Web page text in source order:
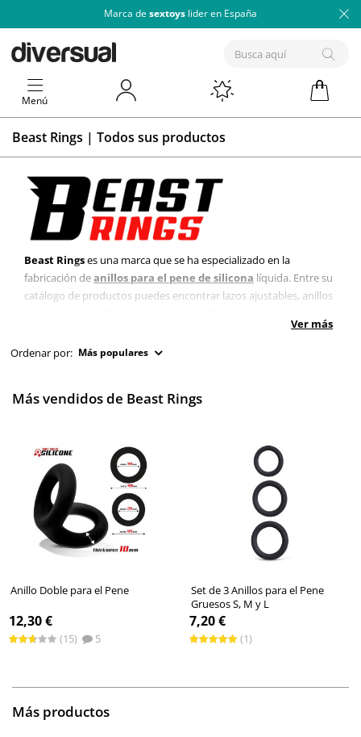
Marca de sextoys lider en España
Menú
Beast Rings | Todos sus productos
Beast Ringses una marca que se ha especializado en la
fabricación deanillos para el pene de silicona líquida. Entre su
catálogo de productos puedes encontrar lazos ajustables, anillos
te imagines para que disfrutes de experiencias sexuales mucho
más potentes y duraderas.
Ver más
Ordenar por: Más populares
Más vendidos de Beast Rings
Anillo Doble para el Pene
12,30 €
(15) 5
Set de 3 Anillos para el Pene
Gruesos S, M y L
7,20 €
(1)
Más productos